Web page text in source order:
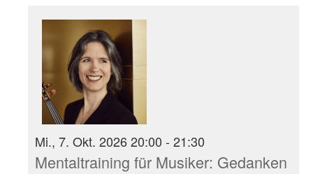
Mi., 7. Okt. 2026 20:00 - 21:30
Mentaltraining für Musiker: Gedanken